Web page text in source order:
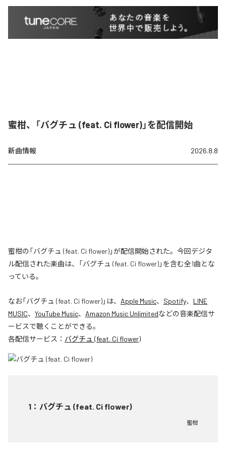
蜜柑、「バグチュ (feat. Ci flower)」を配信開始
新曲情報 2026.8.8
蜜柑の「バグチュ (feat. Ci flower)」が配信開始された。今回デジタ
ル配信された楽曲は、「バグチュ (feat. Ci flower)」を含む全1曲とな
っている。
なお「バグチュ (feat. Ci flower)」は、 Apple Music、 Spotify、 LINE
MUSIC、 YouTube Music、 Amazon Music Unlimitedなどの音楽配信サ
ービスで聴くことができる。
各配信サービス： バグチュ (feat. Ci flower)
1 ： バグチュ (feat. Ci flower)
蜜柑